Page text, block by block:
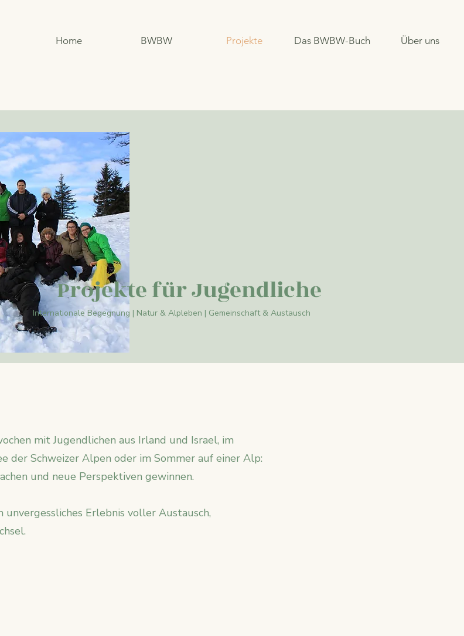
Home BWBW Projekte Das BWBW-Buch Über uns
Projekte für Jugendliche
Internationale Begegnung | Natur & Alpleben | Gemeinschaft & Austausch
mit Jugendlichen aus Irland und Israel, im
der Schweizer Alpen oder im Sommer auf einer Alp:
und neue Perspektiven gewinnen.
unvergessliches Erlebnis voller Austausch,